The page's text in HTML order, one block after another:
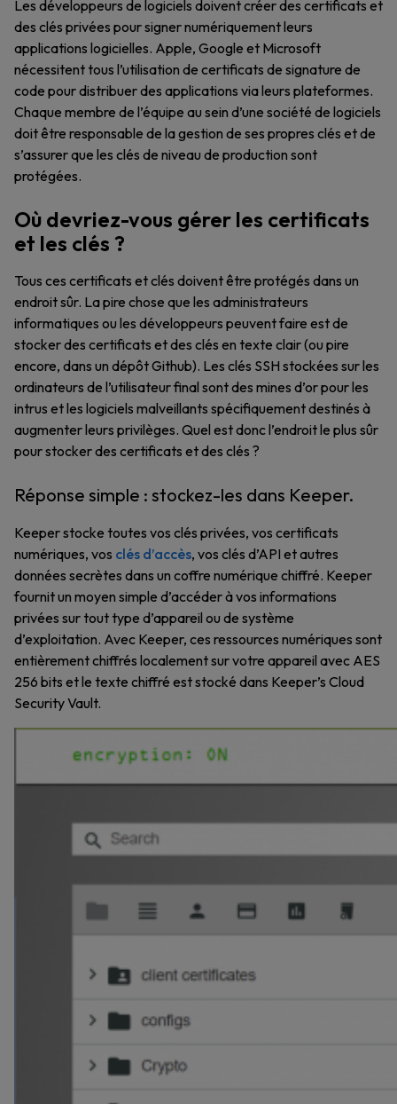
Les développeurs de logiciels doivent créer des certificats et
des clés privées pour signer numériquement leurs
applications logicielles. Apple, Google et Microsoft
nécessitent tous l’utilisation de certificats de signature de
code pour distribuer des applications via leurs plateformes.
Chaque membre de l’équipe au sein d’une société de logiciels
doit être responsable de la gestion de ses propres clés et de
s’assurer que les clés de niveau de production sont
protégées.
Où devriez-vous gérer les certificats
et les clés ?
Tous ces certificats et clés doivent être protégés dans un
endroit sûr. La pire chose que les administrateurs
informatiques ou les développeurs peuvent faire est de
stocker des certificats et des clés en texte clair (ou pire
encore, dans un dépôt Github). Les clés SSH stockées sur les
ordinateurs de l’utilisateur final sont des mines d’or pour les
intrus et les logiciels malveillants spécifiquement destinés à
augmenter leurs privilèges. Quel est donc l’endroit le plus sûr
pour stocker des certificats et des clés ?
Réponse simple : stockez-les dans Keeper.
Keeper stocke toutes vos clés privées, vos certificats
numériques, vos clés d’accès, vos clés d’API et autres
données secrètes dans un coffre numérique chiffré. Keeper
fournit un moyen simple d’accéder à vos informations
privées sur tout type d’appareil ou de système
d’exploitation. Avec Keeper, ces ressources numériques sont
entièrement chiffrés localement sur votre appareil avec AES
256 bits et le texte chiffré est stocké dans Keeper’s Cloud
Security Vault.